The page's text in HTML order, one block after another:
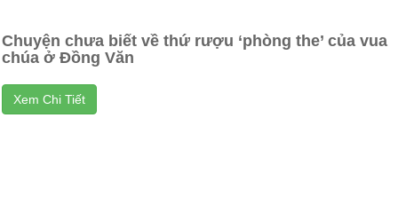
Chuyện chưa biết về thứ rượu ‘phòng the’ của vua
chúa ở Đồng Văn
Xem Chi Tiết